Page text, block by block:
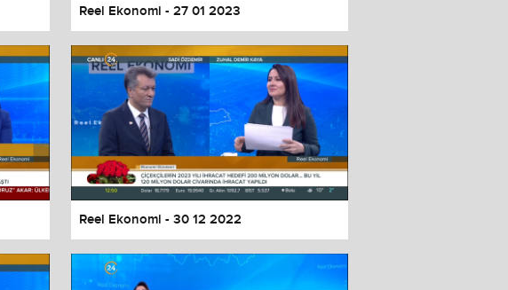
Reel Ekonomi - 27 01 2023
Reel Ekonomi - 30 12 2022